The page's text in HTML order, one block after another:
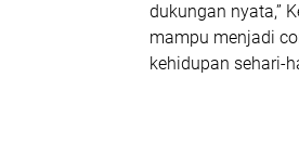
dukungan nyata,”
mampu menjadi
kehidupan sehari-